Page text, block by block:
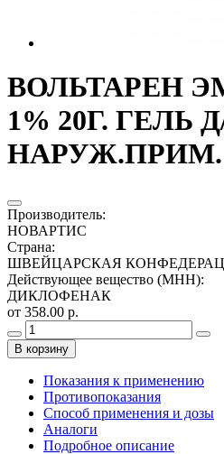
ВОЛЬТАРЕН
1% 20Г. ГЕЛЬ
НАРУЖ.ПРИМ.
Производитель:
НОВАРТИС
Страна:
ШВЕЙЦАРСКАЯ
Действующее вещество (МНН):
ДИКЛОФЕНАК
от 358.00 р.
В корзину
Показания к применению
Противопоказания
Способ применения и дозы
Аналоги
Подробное описание